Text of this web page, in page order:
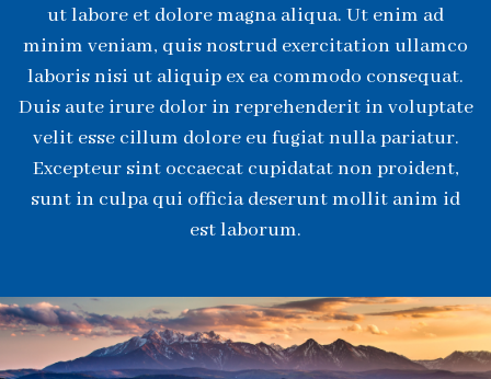
ut labore et dolore magna aliqua. Ut enim ad
minim veniam, quis nostrud exercitation ullamco
laboris nisi ut aliquip ex ea commodo consequat.
Duis aute irure dolor in reprehenderit in voluptate
velit esse cillum dolore eu fugiat nulla pariatur.
Excepteur sint occaecat cupidatat non proident,
sunt in culpa qui officia deserunt mollit anim id
est laborum.